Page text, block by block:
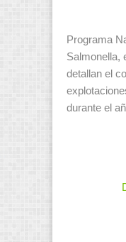
Programa
Salmonella,
detallan el
durante el